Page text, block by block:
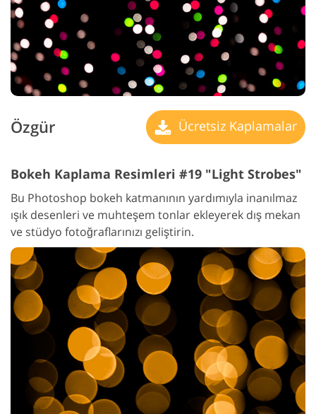
Özgür Ücretsiz Kaplamalar
Bokeh Kaplama Resimleri #19 "Light Strobes"
Bu Photoshop bokeh katmanının yardımıyla inanılmaz
ışık desenleri ve muhteşem tonlar ekleyerek dış mekan
ve stüdyo fotoğraflarınızı geliştirin.